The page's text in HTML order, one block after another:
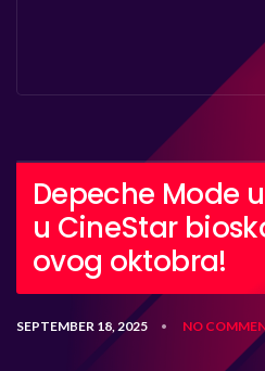
Depeche Mode
u CineStar
ovog oktobra!
SEPTEMBER 18, 2025 • NO